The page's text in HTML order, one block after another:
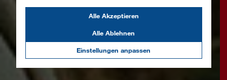
Einstellungen anpassen
Alle Ablehnen
Alle Akzeptieren